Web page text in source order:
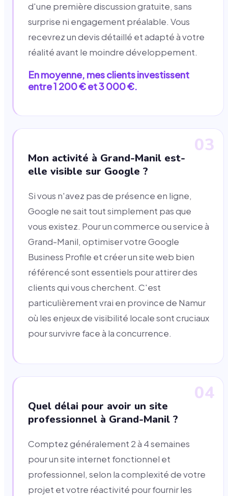
d'une première discussion gratuite, sans
surprise ni engagement préalable. Vous
recevrez un devis détaillé et adapté à votre
réalité avant le moindre développement.
En moyenne, mes clients investissent
entre 1 200 € et 3 000 €.
03
Mon activité à Grand-Manil est-
elle visible sur Google ?
Si vous n'avez pas de présence en ligne,
Google ne sait tout simplement pas que
vous existez. Pour un commerce ou service à
Grand-Manil, optimiser votre Google
Business Profile et créer un site web bien
référencé sont essentiels pour attirer des
clients qui vous cherchent. C'est
particulièrement vrai en province de Namur
où les enjeux de visibilité locale sont cruciaux
pour survivre face à la concurrence.
04
Quel délai pour avoir un site
professionnel à Grand-Manil ?
Comptez généralement 2 à 4 semaines
pour un site internet fonctionnel et
professionnel, selon la complexité de votre
projet et votre réactivité pour fournir les